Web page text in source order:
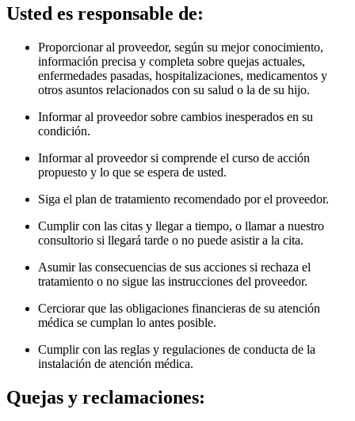
Usted es responsable de:
Proporcionar al proveedor, según su mejor conocimiento,
información precisa y completa sobre quejas actuales,
enfermedades pasadas, hospitalizaciones, medicamentos y
otros asuntos relacionados con su salud o la de su hijo.
Informar al proveedor sobre cambios inesperados en su
condición.
Informar al proveedor si comprende el curso de acción
propuesto y lo que se espera de usted.
Siga el plan de tratamiento recomendado por el proveedor.
Cumplir con las citas y llegar a tiempo, o llamar a nuestro
consultorio si llegará tarde o no puede asistir a la cita.
Asumir las consecuencias de sus acciones si rechaza el
tratamiento o no sigue las instrucciones del proveedor.
Cerciorar que las obligaciones financieras de su atención
médica se cumplan lo antes posible.
Cumplir con las reglas y regulaciones de conducta de la
instalación de atención médica.
Quejas y reclamaciones: